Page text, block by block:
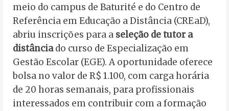
meio do campus de Baturité e do Centro de
Referência em Educação a Distância (CREaD),
abriu inscrições para a seleção de tutor a
distânciado curso de Especialização em
Gestão Escolar (EGE). A oportunidade oferece
bolsa no valor de R$ 1.100, com carga horária
de 20 horas semanais, para profissionais
interessados em contribuir com a formação